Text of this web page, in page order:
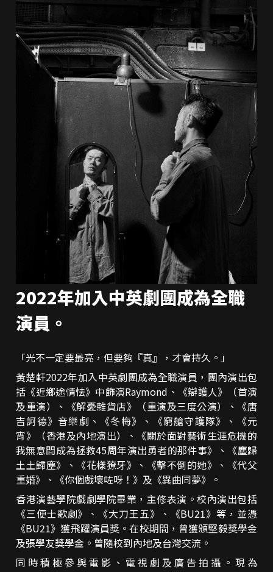
2022年加入中英劇團成為全職
演員。
「光不一定要最亮，但要夠『真』，才會持久。」
黃楚軒2022年加入中英劇團成為全職演員，團內演出包
括《近鄉途情怯》中飾演Raymond、《辯護人》（首演
及重演）、《解憂雜貨店》（重演及三度公演）、《唐
吉訶德》音樂劇、《冬梅》、《窮艙守護隊》、《元
宵》（香港及內地演出）、《關於面對藝術生涯危機的
我無意間成為拯救45周年演出勇者的那件事》、《塵歸
土土歸塵》、《花樣獠牙》、《擊不倒的她》、《代父
重婚》、《你個戲壞咗呀！》及《異曲同夢》。
香港演藝學院戲劇學院畢業，主修表演。校內演出包括
《三便士歌劇》、《大刀王五》、《BU21》等，並憑
《BU21》獲飛躍演員獎。在校期間，曾獲頒堅毅獎學金
及張學友獎學金。曾隨校到內地及台灣交流。
同時積極參與電影、電視劇及廣告拍攝。現為